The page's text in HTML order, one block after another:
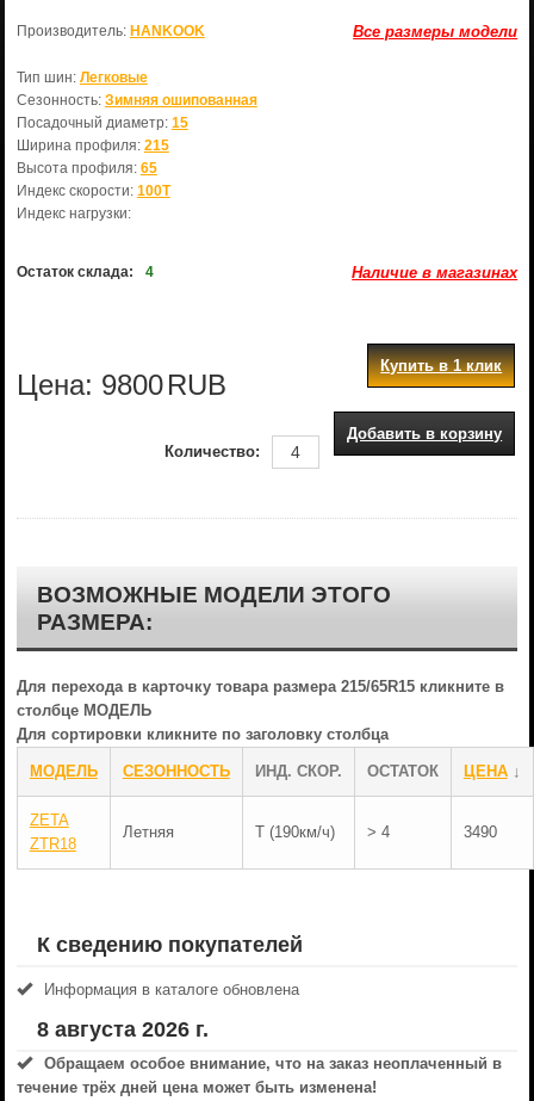
Все размеры модели
Производитель: HANKOOK
Тип шин: Легковые
Сезонность: Зимняя ошипованная
Посадочный диаметр: 15
Ширина профиля: 215
Высота профиля: 65
Индекс скорости: 100T
Индекс нагрузки:
Остаток склада: 4 Наличие в магазинах
Цена: 9800RUB
Купить в 1 клик
Добавить в корзину
Количество:
ВОЗМОЖНЫЕ МОДЕЛИ ЭТОГО
РАЗМЕРА:
Для перехода в карточку товара размера 215/65R15 кликните в
столбце МОДЕЛЬ
Для сортировки кликните по заголовку столбца
МОДЕЛЬ СЕЗОННОСТЬ ИНД. СКОР. ОСТАТОК ЦЕНА↓
ZETA
ZTR18
Летняя T (190км/ч) > 4 3490
К сведению покупателей
Информация в каталоге обновлена
8 августа 2026 г.
Обращаем особое внимание, что на заказ неоплаченный в
течениe трёх дней цена может быть изменена!